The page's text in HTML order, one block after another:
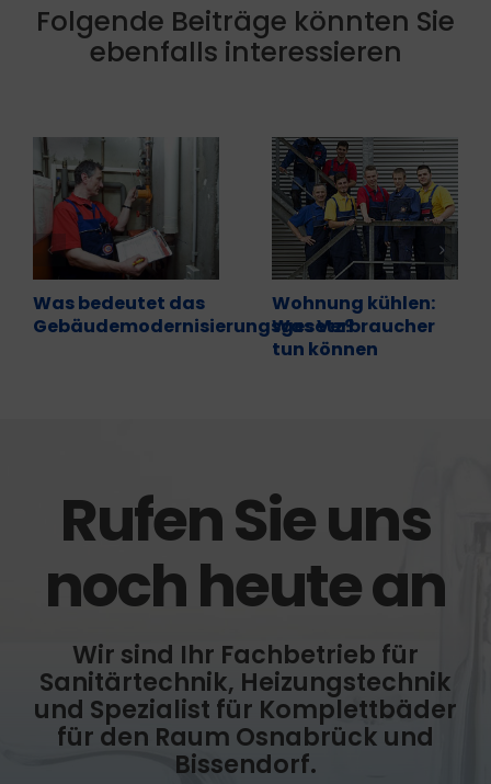
Folgende Beiträge könnten Sie
ebenfalls interessieren
Was bedeutet das
Gebäudemodernisierungsgesetz?
Wohnung kühlen:
Was Verbraucher
tun können
Rufen Sie uns
noch heute an
Wir sind Ihr Fachbetrieb für
Sanitärtechnik, Heizungstechnik
und Spezialist für Komplettbäder
für den Raum Osnabrück und
Bissendorf.